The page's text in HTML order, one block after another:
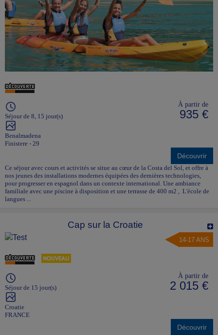
Séjour de 8, 15 jour(s)
Benalmadena
Finistere - 29
À partir de
935 €
Découvrir
Ce séjour avec cours et activités se situe au cœur de la Costa del Sol, et offre à
nos jeunes des installations modernes équipées des dernières technologies,
pour progresser en espagnol dans un contexte international. Une ambiance
familiale avec une piscine à disposition et une terrasse de 400 m2 , L'école de
langues ...
Cap sur la Croatie
14-17 ANS
Séjour de 15 jour(s)
Croatie
FRANCE
À partir de
2 015 €
Découvrir